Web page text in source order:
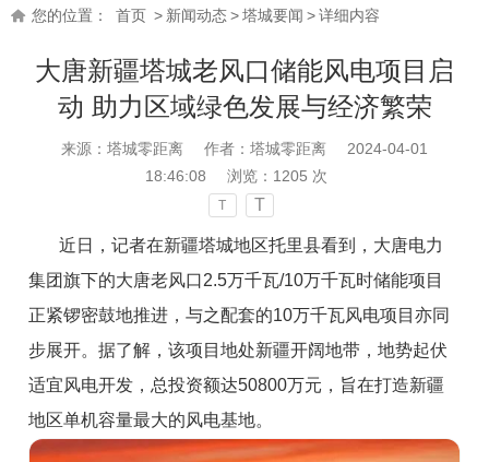
您的位置： 首页 > 新闻动态>塔城要闻 >详细内容
大唐新疆塔城老风口储能风电项目启
动 助力区域绿色发展与经济繁荣
来源：塔城零距离 作者：塔城零距离
2024-04-01
18:46:08
浏览： 1205 次
T T
近日，记者在新疆塔城地区托里县看到，大唐电力
集团旗下的大唐老风口2.5万千瓦/10万千瓦时储能项目
正紧锣密鼓地推进，与之配套的10万千瓦风电项目亦同
步展开。据了解，该项目地处新疆开阔地带，地势起伏
适宜风电开发，总投资额达50800万元，旨在打造新疆
地区单机容量最大的风电基地。